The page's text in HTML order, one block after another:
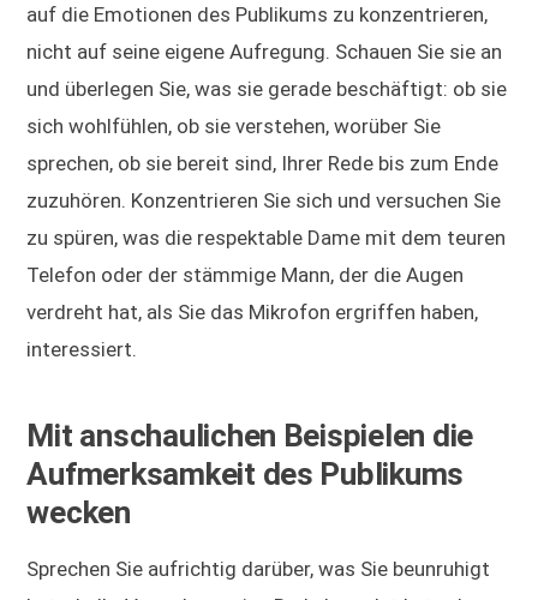
auf die Emotionen des Publikums zu konzentrieren,
nicht auf seine eigene Aufregung. Schauen Sie sie an
und überlegen Sie, was sie gerade beschäftigt: ob sie
sich wohlfühlen, ob sie verstehen, worüber Sie
sprechen, ob sie bereit sind, Ihrer Rede bis zum Ende
zuzuhören. Konzentrieren Sie sich und versuchen Sie
zu spüren, was die respektable Dame mit dem teuren
Telefon oder der stämmige Mann, der die Augen
verdreht hat, als Sie das Mikrofon ergriffen haben,
interessiert.
Mit anschaulichen Beispielen die
Aufmerksamkeit des Publikums
wecken
Sprechen Sie aufrichtig darüber, was Sie beunruhigt